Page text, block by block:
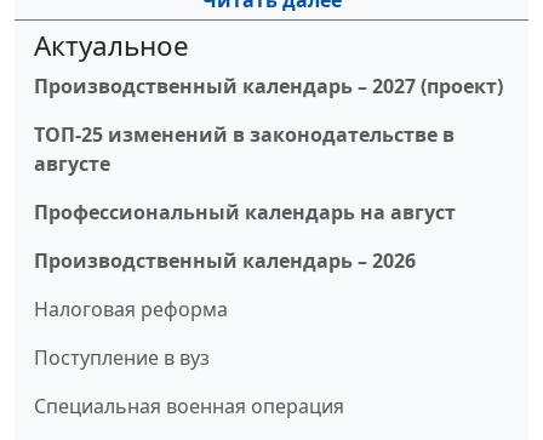
Актуальное
Производственный календарь – 2027 (проект)
ТОП-25 изменений в законодательстве в
августе
Профессиональный календарь на август
Производственный календарь – 2026
Налоговая реформа
Поступление в вуз
Специальная военная операция